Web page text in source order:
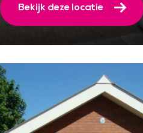
Bekijk deze locatie